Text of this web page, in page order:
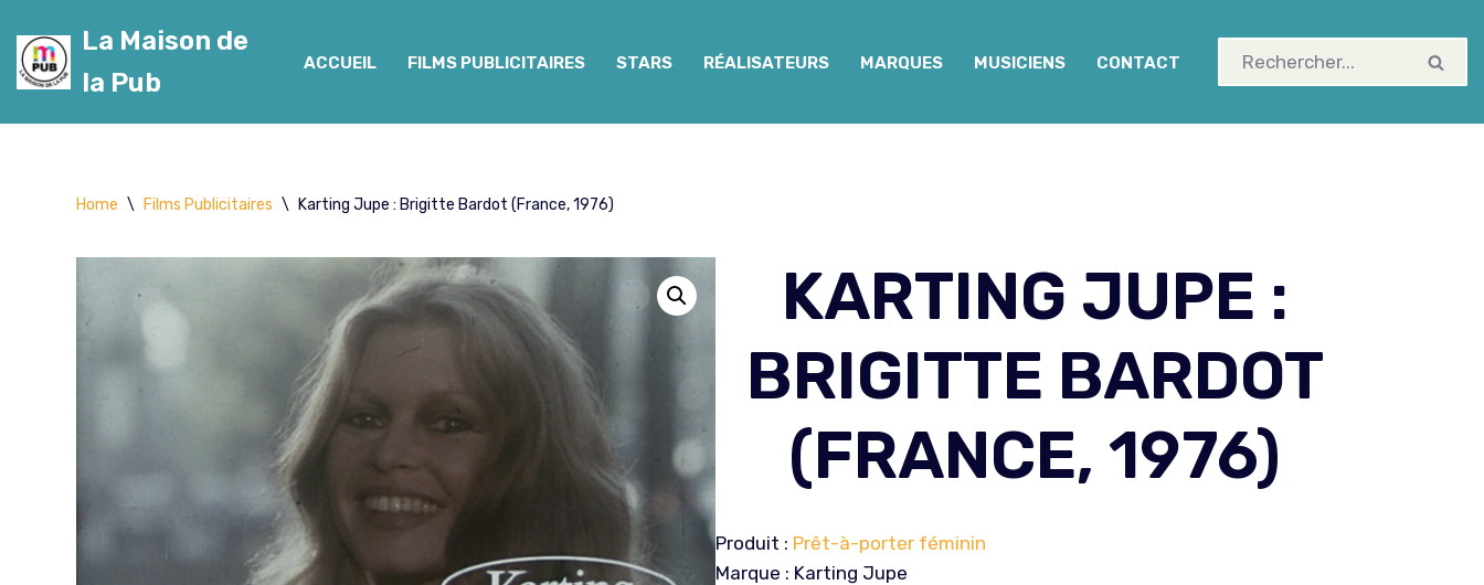
Aller
au
contenu
La Maison de
la Pub
ACCUEIL FILMS PUBLICITAIRES STARS RÉALISATEURS MARQUES MUSICIENS CONTACT
Home \ Films Publicitaires \ Karting Jupe : Brigitte Bardot (France, 1976)
KARTING JUPE :
BRIGITTE BARDOT
(FRANCE, 1976)
Produit : Prêt-à-porter féminin
Marque : Karting Jupe